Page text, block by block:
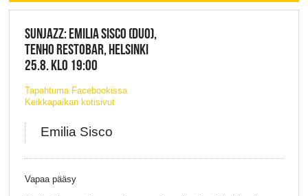
SUNJAZZ: EMILIA SISCO (DUO),
TENHO RESTOBAR, HELSINKI
25.8. KLO 19:00
Tapahtuma Facebookissa
Keikkapaikan kotisivut
Emilia Sisco
Vapaa pääsy